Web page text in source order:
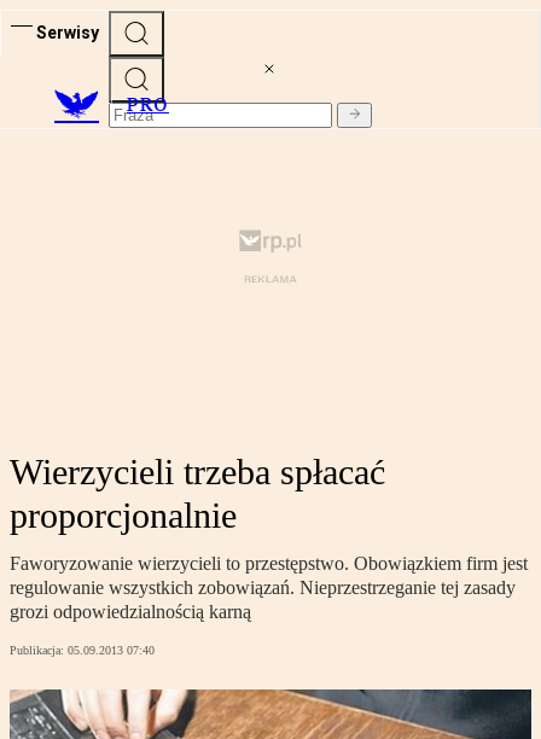
Serwisy
PRO
Wierzycieli trzeba spłacać
proporcjonalnie
Faworyzowanie wierzycieli to przestępstwo. Obowiązkiem firm jest
regulowanie wszystkich zobowiązań. Nieprzestrzeganie tej zasady
grozi odpowiedzialnością karną
Publikacja: 05.09.2013 07:40